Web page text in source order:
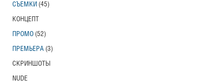
СЪЕМКИ (45)
КОНЦЕПТ
ПРОМО (52)
ПРЕМЬЕРА (3)
СКРИНШОТЫ
NUDE